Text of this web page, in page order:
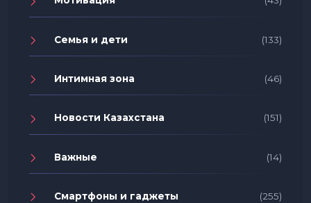
Семья и дети (133)
Интимная зона (46)
Новости Казахстана (151)
Важные (14)
Смартфоны и гаджеты (255)